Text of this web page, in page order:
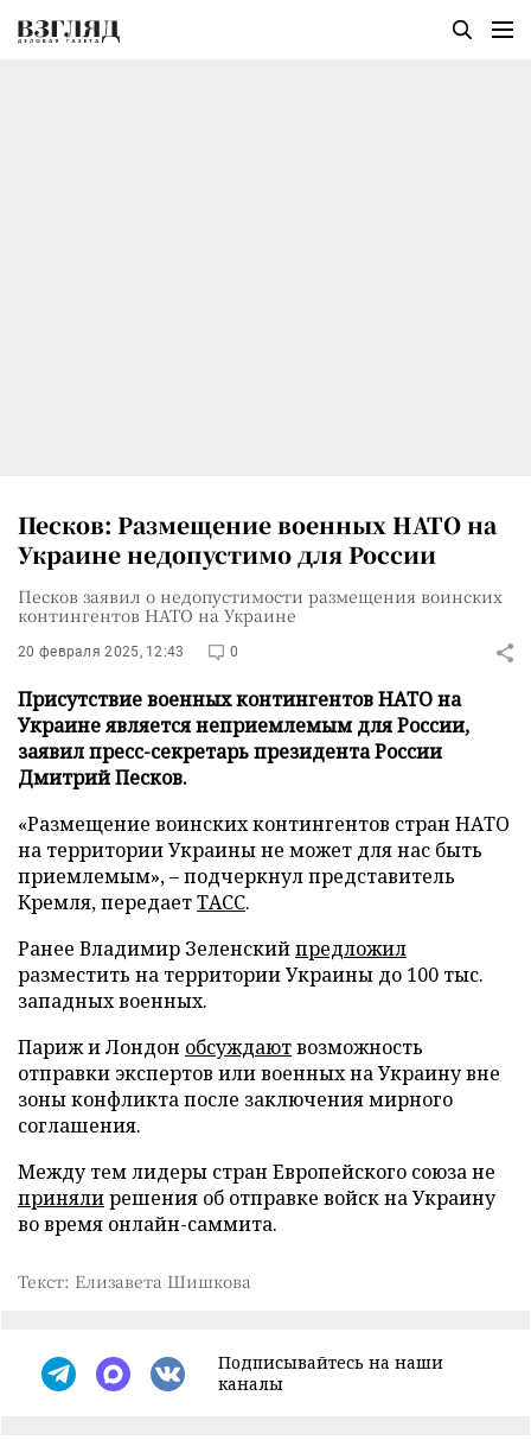
Песков: Размещение военных НАТО на
Украине недопустимо для России
Песков заявил о недопустимости размещения воинских
контингентов НАТО на Украине
20 февраля 2025, 12:43 0
Присутствие военных контингентов НАТО на
Украине является неприемлемым для России,
заявил пресс-секретарь президента России
Дмитрий Песков.
«Размещение воинских контингентов стран НАТО
на территории Украины не может для нас быть
приемлемым», – подчеркнул представитель
Кремля, передаетТАСС.
Ранее Владимир Зеленскийпредложил
разместить на территории Украины до 100 тыс.
западных военных.
Париж и Лондон обсуждаютвозможность
отправки экспертов или военных на Украину вне
зоны конфликта после заключения мирного
соглашения.
Между тем лидеры стран Европейского союза не
принялирешения об отправке войск на Украину
во время онлайн-саммита.
Текст: Елизавета Шишкова
Подписывайтесь на наши
каналы